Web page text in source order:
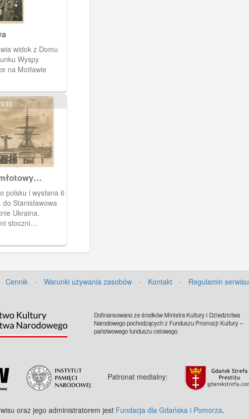
widok z Domu
Wyspy
na Motławie
polsku i wysłana 6
Stanisławowa
Ukraina.
stoczni
Cennik · Warunki używania zasobów · Kontakt · Regulamin serwisu
Dofinansowano ze środków Ministra Kultury i Dziedzictwa
Narodowego pochodzących z Funduszu Promocji Kultury –
państwowego funduszu celowego.
Patronat medialny:
oraz jego administratorem jest Fundacja dla Gdańska i Pomorza.